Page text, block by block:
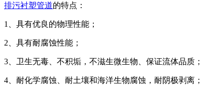
排污衬塑管道的特点：
1、具有优良的物理性能；
2、具有耐腐蚀性能；
3、卫生无毒、不积垢，不滋生微生物、保证流体品质；
4、耐化学腐蚀、耐土壤和海洋生物腐蚀，耐阴极剥离；